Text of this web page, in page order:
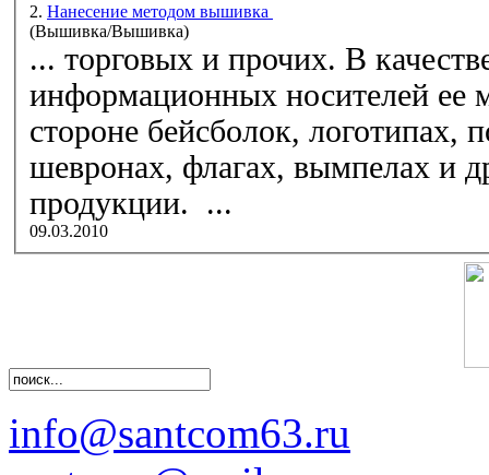
2. Нанесение методом вышивка
(Вышивка/Вышивка)
... торговых и прочих. В
информационных носителей ее
стороне бейсболок, логотипах,
шевронах, флагах, вымпелах и
продукции. ...
09.03.2010
info@santcom63.ru